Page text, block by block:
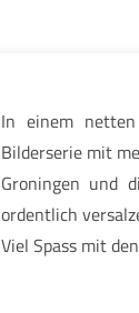
In einem
Bilderserie mit
Groningen und
ordentlich
Viel Spass mit